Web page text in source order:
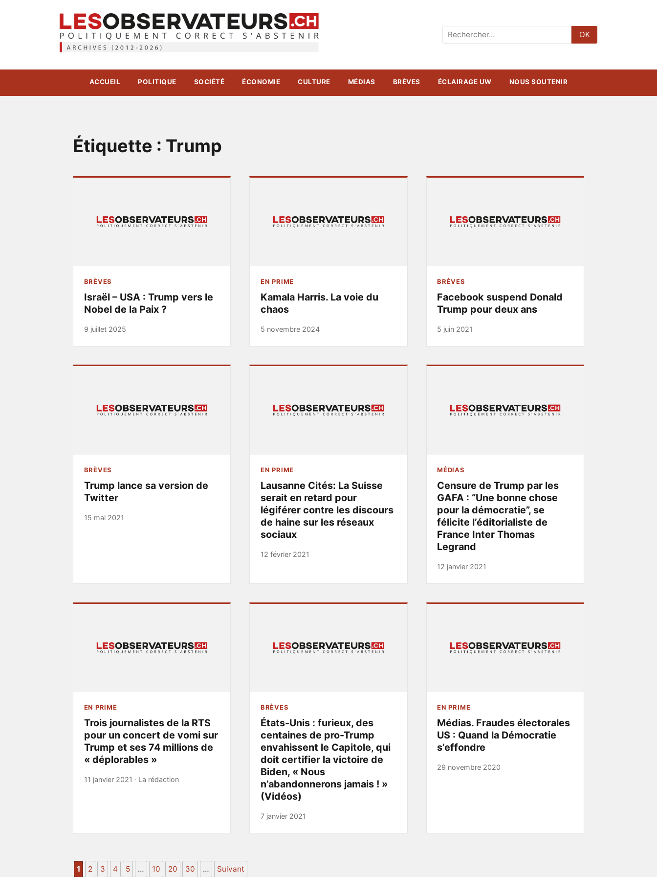
Rechercher
:
OK
ACCUEIL POLITIQUE SOCIÉTÉ ÉCONOMIE CULTURE MÉDIAS BRÈVES ÉCLAIRAGE UW NOUS SOUTENIR
Étiquette : Trump
BRÈVES
Israël – USA : Trump vers le
Nobel de la Paix ?
9 juillet 2025
EN PRIME
Kamala Harris. La voie du
chaos
5 novembre 2024
BRÈVES
Facebook suspend Donald
Trump pour deux ans
5 juin 2021
BRÈVES
Trump lance sa version de
Twitter
15 mai 2021
EN PRIME
Lausanne Cités: La Suisse
serait en retard pour
légiférer contre les discours
de haine sur les réseaux
sociaux
12 février 2021
MÉDIAS
Censure de Trump par les
GAFA : “Une bonne chose
pour la démocratie”, se
félicite l’éditorialiste de
France Inter Thomas
Legrand
12 janvier 2021
EN PRIME
Trois journalistes de la RTS
pour un concert de vomi sur
Trump et ses 74 millions de
« déplorables »
11 janvier 2021 · La rédaction
BRÈVES
États-Unis : furieux, des
centaines de pro-Trump
envahissent le Capitole, qui
doit certifier la victoire de
Biden, « Nous
n’abandonnerons jamais ! »
(Vidéos)
7 janvier 2021
EN PRIME
Médias. Fraudes électorales
US : Quand la Démocratie
s’effondre
29 novembre 2020
1 2 3 4 5 … 10 20 30 … Suivant